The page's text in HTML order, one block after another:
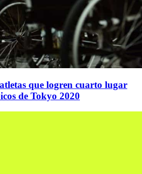
que logren cuarto lugar
de Tokyo 2020